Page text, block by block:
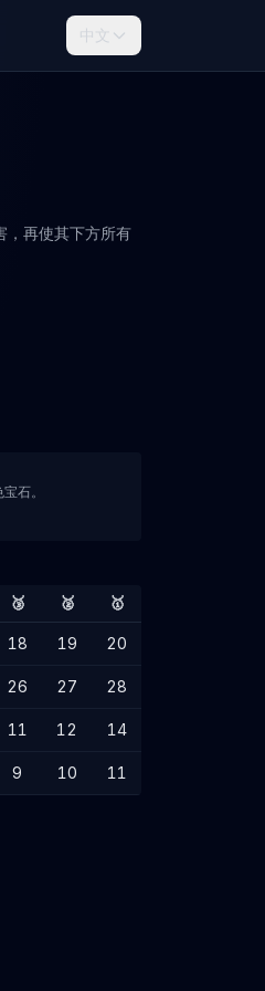
中文
，再使其下方所有
石。
🥉 🥈 🥇
18 19 20
26 27 28
11 12 14
9 10 11